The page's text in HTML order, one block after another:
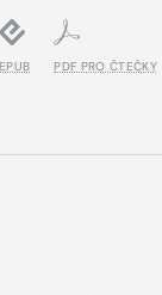
EPUB PDF PRO ČTEČKY